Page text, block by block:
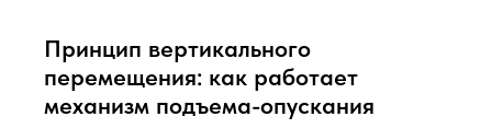
Принцип вертикального
перемещения: как работает
механизм подъема-опускания